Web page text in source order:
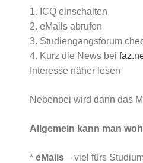
1. ICQ einschalten
2. eMails abrufen
3. Studiengangsforum
4. Kurz die News bei
Interesse näher lesen
Nebenbei wird dann das
Allgemein kann man
* eMails – viel fürs